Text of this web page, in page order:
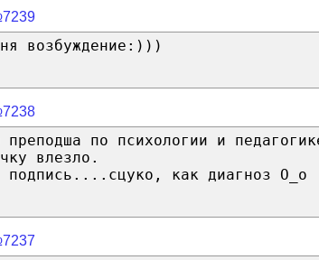
возбуждение:)))
по психологии и
влезло.
подпись....сцуко, как диагноз О_о